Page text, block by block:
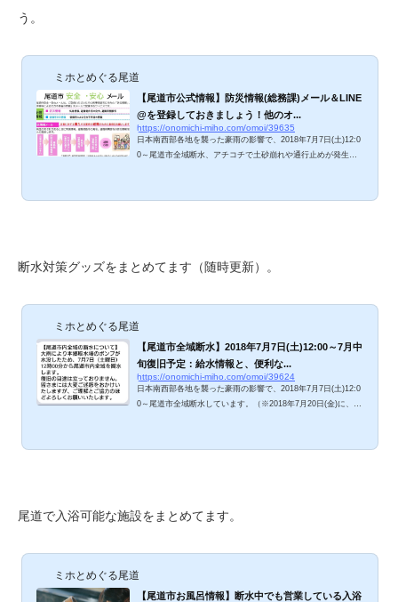
う。
ミホとめぐる尾道
【尾道市公式情報】防災情報(総務課)メール＆LINE
@を登録しておきましょう！他のオ...
https://onomichi-miho.com/omoi/39635
日本南西部各地を襲った豪雨の影響で、2018年7月7日(土)12:0
0～尾道市全域断水、アチコチで土砂崩れや通行止めが発生し
okで知るばかりの現在。不安と心配が募ります。給水情報につ
齢者・ネット弱者はネットから情報を受け...
断水対策グッズをまとめてます（随時更新）。
ミホとめぐる尾道
【尾道市全域断水】2018年7月7日(土)12:00～7月中
旬復旧予定：給水情報と、便利な...
https://onomichi-miho.com/omoi/39624
日本南西部各地を襲った豪雨の影響で、2018年7月7日(土)12:0
0～尾道市全域断水しています。（※2018年7月20日(金)に、尾
圧が弱くなってきています。（13:05現在、もうチョロチョロ
表）。慌てて貯めまくった水のこと、念のため注文した対策グ
ッズ...
尾道で入浴可能な施設をまとめてます。
ミホとめぐる尾道
【尾道市お風呂情報】断水中でも営業している入浴